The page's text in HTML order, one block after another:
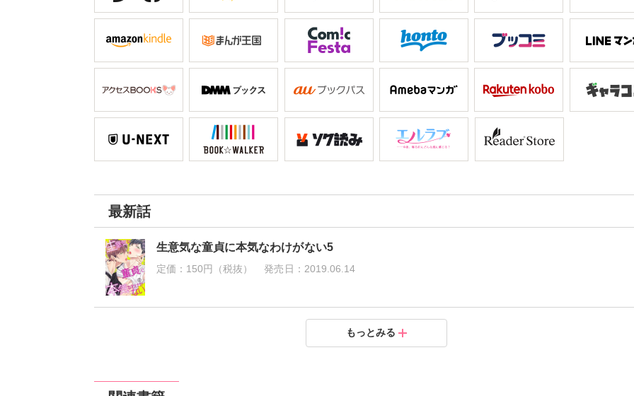
最新話
生意気な童貞に本気なわけがない5
定価： 150円（税抜） 発売日： 2019.06.14
もっとみる